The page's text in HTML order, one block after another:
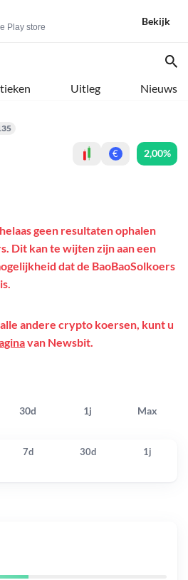
Play store
Bekijk
Uitleg Nieuws
€ 2,00%
30d 1j Max
geen resultaten ophalen
Dit kan te wijten zijn aan een
dat de BaoBaoSolkoers
andere crypto koersen, kunt u
van Newsbit.
7d 30d 1j